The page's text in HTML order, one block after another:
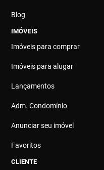
Blog
IMÓVEIS
Imóveis para comprar
Imóveis para alugar
Lançamentos
Adm. Condomínio
Anunciar seu imóvel
Favoritos
CLIENTE